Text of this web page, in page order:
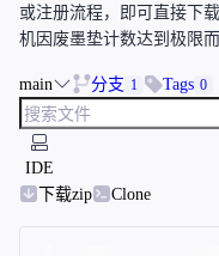
或注册流程，即可直接下
机因废墨垫计数达到极限
main 分支 1 Tags 0
IDE
下载zip
Clone